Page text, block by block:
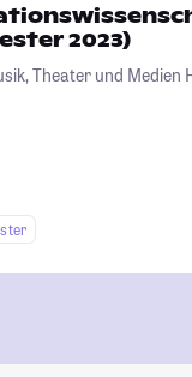
2023)
Theater und Medien